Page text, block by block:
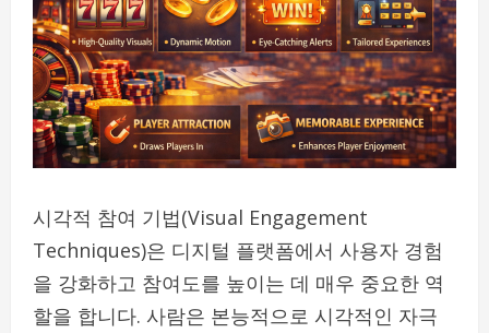
시각적 참여 기법(Visual Engagement
Techniques)은 디지털 플랫폼에서 사용자 경험
을 강화하고 참여도를 높이는 데 매우 중요한 역
할을 합니다. 사람은 본능적으로 시각적인 자극